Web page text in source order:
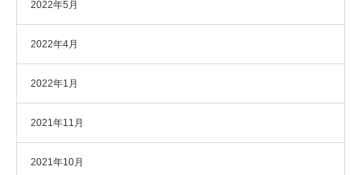
2022年5月
2022年4月
2022年1月
2021年11月
2021年10月